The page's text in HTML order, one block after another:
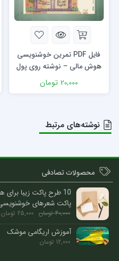
فایل PDF تمرین خوشنویسی
هوش مالی – نوشته روی پول
و اسکناس20,000 تومان
نوشته‌های مرتبط
محصولات تصادفی
10 طرح پاکت زیبا
پاکت شعرهای
40,000 تومان 25,000 تومان
آموزش اریگامی موشک
12,000 تومان